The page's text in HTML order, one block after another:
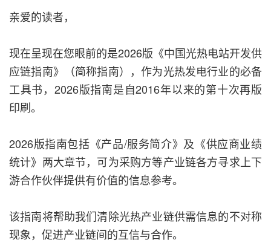
亲爱的读者，
现在呈现在您眼前的是2026版《中国光热电站开发供
应链指南》（简称指南），作为光热发电行业的必备
工具书，2026版指南是自2016年以来的第十次再版
印刷。
2026版指南包括《产品/服务简介》及《供应商业绩
统计》两大章节，可为采购方等产业链各方寻求上下
游合作伙伴提供有价值的信息参考。
该指南将帮助我们清除光热产业链供需信息的不对称
现象，促进产业链间的互信与合作。